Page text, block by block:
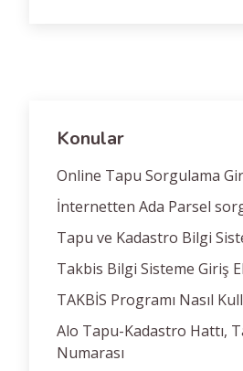
Konular
Online Tapu Sorgulama
İnternetten Ada Parsel
Tapu ve Kadastro Bilgi
Takbis Bilgi Sisteme Giriş
TAKBİS Programı Nasıl
Alo Tapu-Kadastro Hattı,
Numarası